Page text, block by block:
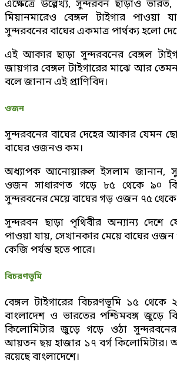
এক্ষেত্রে উল্লেখ্য, সুন্দরবন ছাড়াও
মিয়ানমারেও বেঙ্গল টাইগার পাওয়া
সুন্দরবনের বাঘের একমাত্র পার্থক্য হলো
এই আকার ছাড়া সুন্দরবনের বেঙ্গল
জায়গার বেঙ্গল টাইগারের মাঝে আর
বলে জানান এই প্রাণিবিদ।
ওজন
সুন্দরবনের বাঘের দেহের আকার যেমন
বাঘের ওজনও কম।
অধ্যাপক আনোয়ারুল ইসলাম জানান,
ওজন সাধারণত গড়ে ৮৫ থেকে ৯০
সুন্দরবনের মেয়ে বাঘের গড় ওজন ৭৫ থেকে
সুন্দরবন ছাড়া পৃথিবীর অন্যান্য দেশে
পাওয়া যায়, সেখানকার মেয়ে বাঘের
কেজি পর্যন্ত হতে পারে।
বিচরণভূমি
বেঙ্গল টাইগারের বিচরণভূমি ১৫ থেকে
বাংলাদেশ ও ভারতের পশ্চিমবঙ্গ জুড়ে
কিলোমিটার জুড়ে গড়ে ওঠা
আয়তন ছয় হাজার ১৭ বর্গ কিলোমিটার।
রয়েছে বাংলাদেশে।